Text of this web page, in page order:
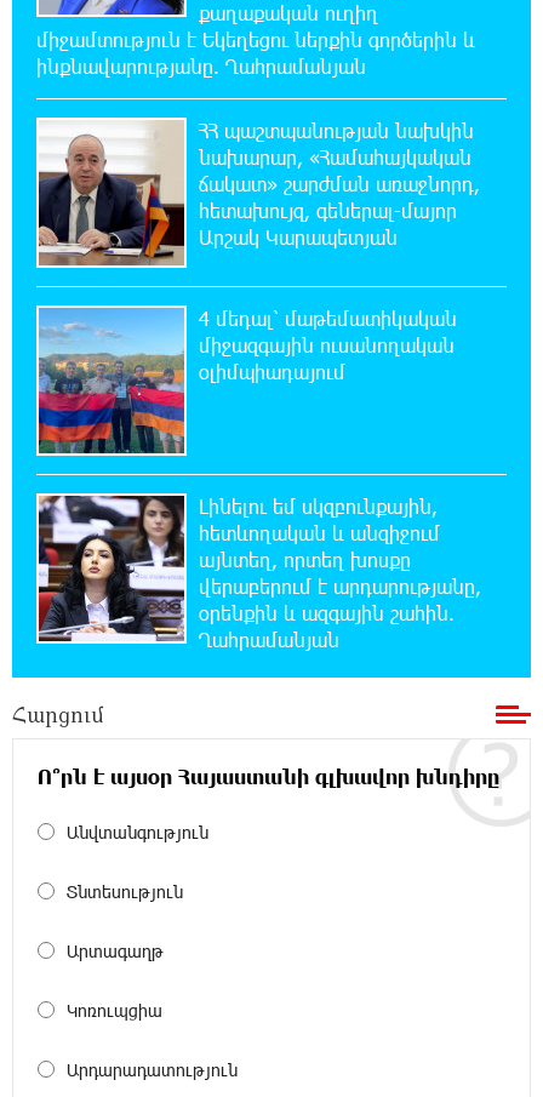
20:08:02 6-08-2026
Արժևորվում է Շիրակի երգիծական
բանահյուսությունը
19:42:39 6-08-2026
Վրաստանում պետական ​​պաշտոնյային
կաշառելու փորձի համար քաղաքացի է
ձերբակալվել
19:25:15 6-08-2026
ՌԴ-ն պատրաստ է շարունակել Հայաստանի
երկաթուղիների կոնցեսիոն կառավարումը.
Օվերչուկ
19:07:40 6-08-2026
Հայաստանի բնակչության թիվը շուրջ 7
հազարով ավելացել է
18:49:45 6-08-2026
Իսրայելի ՊԲ-ն հարձակվել է Լիբանանում
«Հըզբոլլահ»-ի հրամանատարական կետերի
և պահեստների վրա
համաձայնության են եկել Յան Դիոմանդեի
տրանսֆերի վերաբերյալ
18:19:28 6-08-2026
առաջարկում է պահանջարկ չունեցող
մասնագիտություններ. Ատոմ Մխիթարյան
ազգային ողբերգություն է․ Ավետիք
քաղաքական ուղիղ
միջամտություն է Եկեղեցու ներքին գործերին և
ինքնավարությանը. Ղահրամանյան
ՀՀ պաշտպանության նախկին
նախարար, «Համահայկական
ճակատ» շարժման առաջնորդ,
հետախույզ, գեներալ-մայոր
Արշակ Կարապետյան
4 մեդալ՝ մաթեմատիկական
միջազգային ուսանողական
օլիմպիադայում
Լինելու եմ սկզբունքային,
հետևողական և անզիջում
այնտեղ, որտեղ խոսքը
վերաբերում է արդարությանը,
օրենքին և ազգային շահին.
Ղահրամանյան
Հարցում
Ո՞րն է այսօր Հայաստանի գլխավոր խնդիրը
Անվտանգություն
Տնտեսություն
Արտագաղթ
Կոռուպցիա
Արդարադատություն